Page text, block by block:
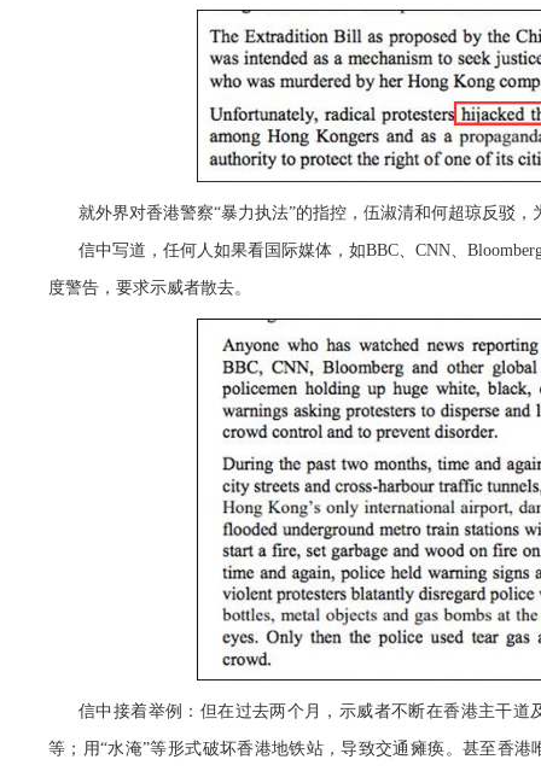
就外界对香港警察“暴力执法”的指控，伍淑清和何超琼反驳，
信中写道，任何人如果看国际媒体，如BBC、CNN、
度警告，要求示威者散去。
信中接着举例：但在过去两个月，示威者不断在香港主干
等；用“水淹”等形式破坏香港地铁站，导致交通瘫痪。甚至香